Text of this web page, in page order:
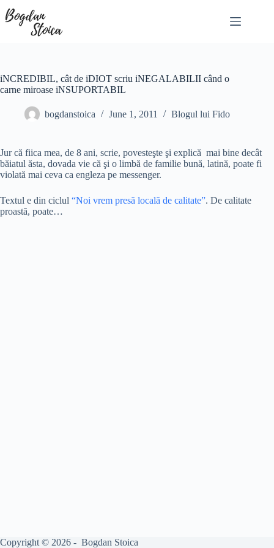
to
content
iNCREDIBIL, cât de iDIOT scriu iNEGALABILII când o
carne miroase iNSUPORTABIL
bogdanstoica June 1, 2011 Blogul lui Fido
Jur că fiica mea, de 8 ani, scrie, povesteşte şi explică mai bine decât
băiatul ăsta, dovada vie că şi o limbă de familie bună, latină, poate fi
violată mai ceva ca engleza pe messenger.
Textul e din ciclul “Noi vrem presă locală de calitate”. De calitate
proastă, poate…
Copyright © 2026 - Bogdan Stoica